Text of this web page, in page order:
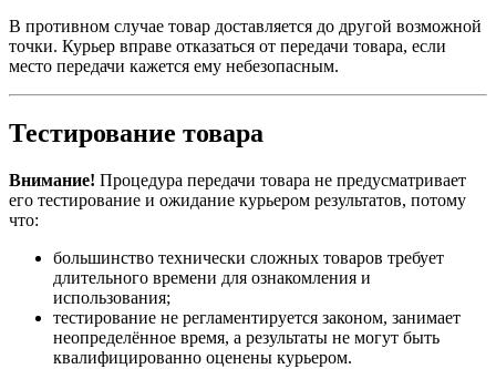
В противном случае товар доставляется до другой возможной
точки. Курьер вправе отказаться от передачи товара, если
место передачи кажется ему небезопасным.
Тестирование товара
Внимание! Процедура передачи товара не предусматривает
его тестирование и ожидание курьером результатов, потому
что:
большинство технически сложных товаров требует
длительного времени для ознакомления и
использования;
тестирование не регламентируется законом, занимает
неопределённое время, а результаты не могут быть
квалифицированно оценены курьером.